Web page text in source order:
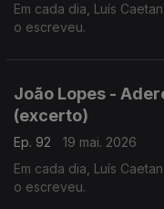
Em cada dia, Luís
o escreveu.
João Lopes -
(excerto)
Ep. 92
19 mai. 2026
Em cada dia, Luís
o escreveu.